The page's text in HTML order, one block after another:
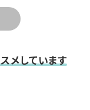
メしています